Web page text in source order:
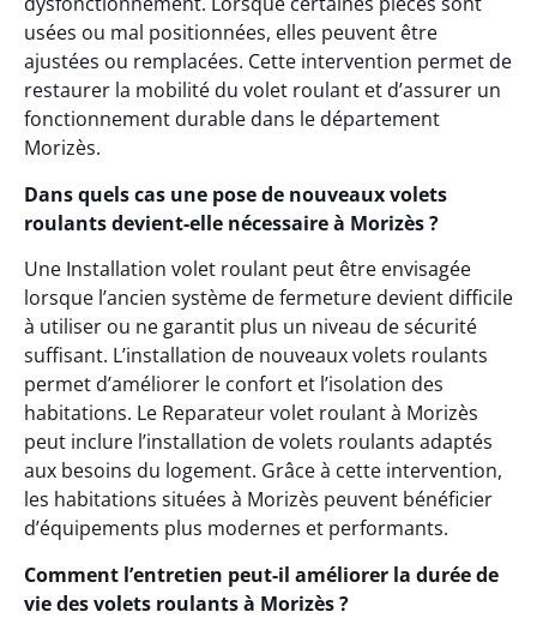
usées ou mal positionnées, elles peuvent être
ajustées ou remplacées. Cette intervention permet de
restaurer la mobilité du volet roulant et d’assurer un
fonctionnement durable dans le département
Morizès.
Dans quels cas une pose de nouveaux volets
roulants devient-elle nécessaire à Morizès ?
Une Installation volet roulant peut être envisagée
lorsque l’ancien système de fermeture devient difficile
à utiliser ou ne garantit plus un niveau de sécurité
suffisant. L’installation de nouveaux volets roulants
permet d’améliorer le confort et l’isolation des
habitations. Le Reparateur volet roulant à Morizès
peut inclure l’installation de volets roulants adaptés
aux besoins du logement. Grâce à cette intervention,
les habitations situées à Morizès peuvent bénéficier
d’équipements plus modernes et performants.
Comment l’entretien peut-il améliorer la durée de
vie des volets roulants à Morizès ?